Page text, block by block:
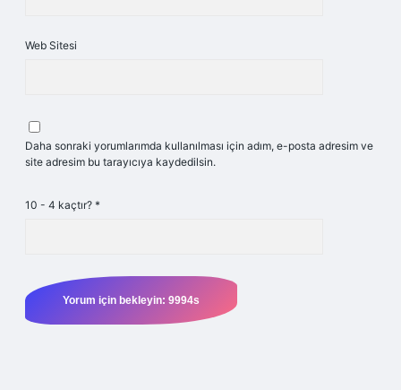
Web Sitesi
Daha sonraki yorumlarımda kullanılması için adım, e-posta adresim ve
site adresim bu tarayıcıya kaydedilsin.
10 - 4 kaçtır? *